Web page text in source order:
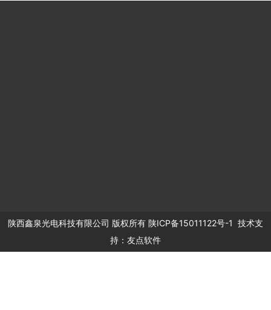
陕西鑫泉光电科技有限公司 版权所有 陕ICP备15011122号-1 技术支
持： 友点软件